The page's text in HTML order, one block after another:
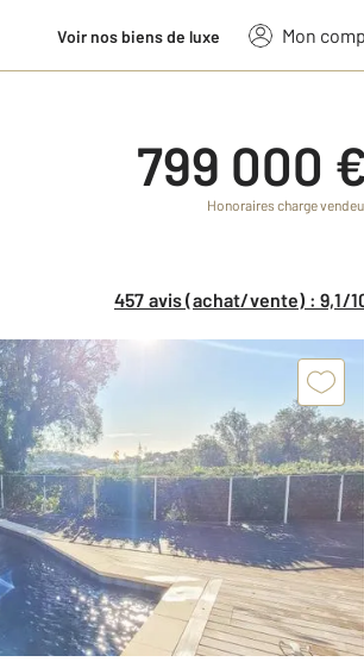
Voir nos biens de luxe Mon
799 000
Honoraires charge
457 avis (achat/vente) : 9,1/